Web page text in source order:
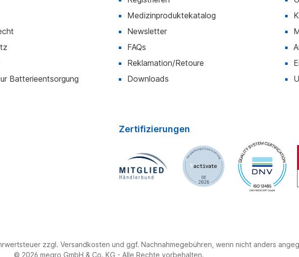
Batterieentsorgung
Medizinproduktekatalog
Newsletter
FAQs
Reklamation/Retoure
Downloads
Zertifizierungen
zzgl. Versandkosten und ggf. Nachnahmegebühren, wenn nicht anders
© 2026 megro GmbH & Co. KG - Alle Rechte vorbehalten.